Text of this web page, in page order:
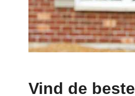
Vind de beste